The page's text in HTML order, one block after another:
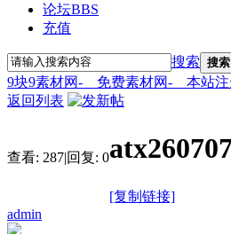
论坛BBS
充值
搜索 搜索
9块9素材网-＿免费素材网-＿本站
返回列表
查看: 287|回复: 0
[复制链接]
admin